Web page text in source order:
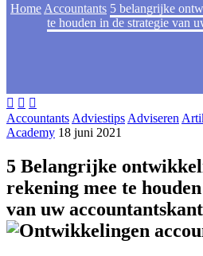
Home Accountants 5 belangrijke
te houden in de strategie van
  
Accountants Adviestips Adviseren
Academy 18 juni 2021
5 Belangrijke
rekening mee te
van uw